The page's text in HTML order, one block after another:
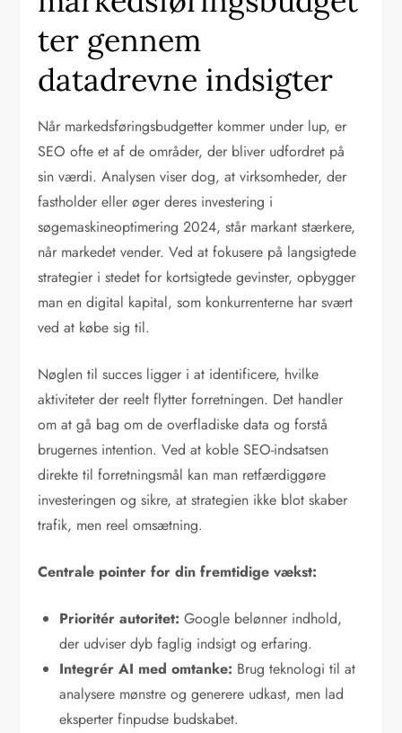
ter gennem
datadrevne indsigter
Når markedsføringsbudgetter kommer under lup, er
SEO ofte et af de områder, der bliver udfordret på
sin værdi. Analysen viser dog, at virksomheder, der
fastholder eller øger deres investering i
søgemaskineoptimering 2024, står markant stærkere,
når markedet vender. Ved at fokusere på langsigtede
strategier i stedet for kortsigtede gevinster, opbygger
man en digital kapital, som konkurrenterne har svært
ved at købe sig til.
Nøglen til succes ligger i at identificere, hvilke
aktiviteter der reelt flytter forretningen. Det handler
om at gå bag om de overfladiske data og forstå
brugernes intention. Ved at koble SEO-indsatsen
direkte til forretningsmål kan man retfærdiggøre
investeringen og sikre, at strategien ikke blot skaber
trafik, men reel omsætning.
Centrale pointer for din fremtidige vækst:
Prioritér autoritet: Google belønner indhold,
der udviser dyb faglig indsigt og erfaring.
Integrér AI med omtanke: Brug teknologi til at
analysere mønstre og generere udkast, men lad
eksperter finpudse budskabet.